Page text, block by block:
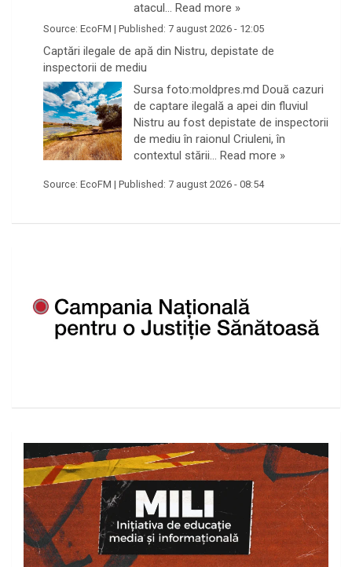
atacul… Read more »
Source: EcoFM | Published: 7 august 2026 - 12:05
Captări ilegale de apă din Nistru, depistate de
inspectorii de mediu
Sursa foto:moldpres.md Două cazuri
de captare ilegală a apei din fluviul
Nistru au fost depistate de inspectorii
de mediu în raionul Criuleni, în
contextul stării… Read more »
Source: EcoFM | Published: 7 august 2026 - 08:54